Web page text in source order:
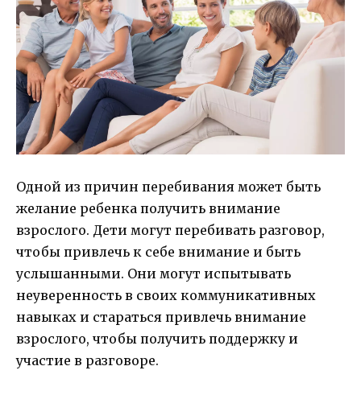
Одной из причин перебивания может быть
желание ребенка получить внимание
взрослого. Дети могут перебивать разговор,
чтобы привлечь к себе внимание и быть
услышанными. Они могут испытывать
неуверенность в своих коммуникативных
навыках и стараться привлечь внимание
взрослого, чтобы получить поддержку и
участие в разговоре.